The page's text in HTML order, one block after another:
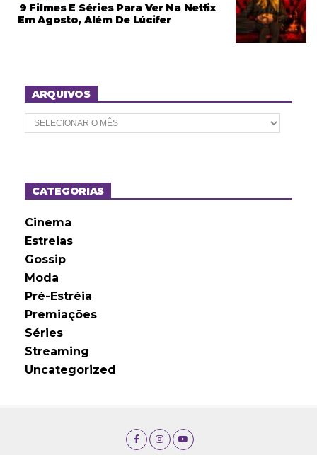
9 Filmes E Séries Para Ver Na Netfix
Em Agosto, Além De Lúcifer
ARQUIVOS
A
r
o
sCATEGORIAS
Cinema
Estreias
Gossip
Moda
Pré-Estréia
Premiações
Séries
Streaming
Uncategorized